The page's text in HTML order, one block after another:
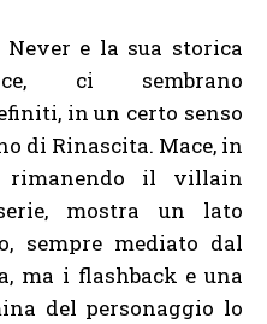
e la sua storica
ci sembrano
in un certo senso
di Rinascita. Mace, in
rimanendo il villain
mostra un lato
sempre mediato dal
ma i flashback e una
del personaggio lo